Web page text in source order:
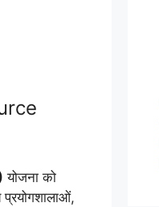
योजना को